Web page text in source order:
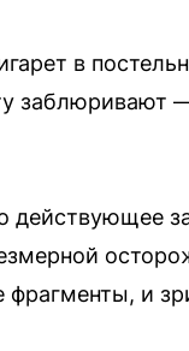
в
заблюривают
действующее
и